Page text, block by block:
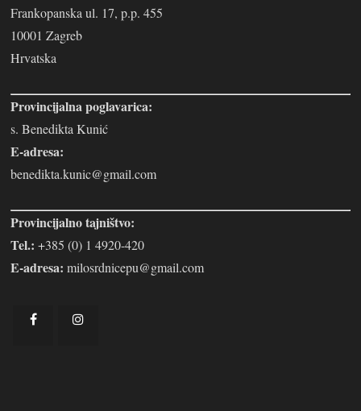
Frankopanska ul. 17, p.p. 455
10001 Zagreb
Hrvatska
Provincijalna poglavarica:
s. Benedikta Kunić
E-adresa:
benedikta.kunic@gmail.com
Provincijalno tajništvo:
Tel.:+385 (0) 1 4920-420
E-adresa:milosrdnicepu@gmail.com